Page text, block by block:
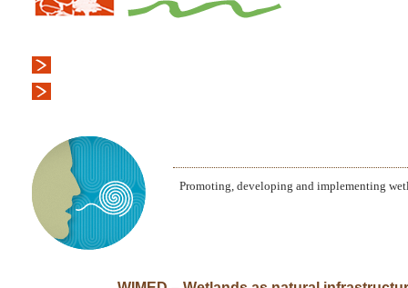
Promoting, developing and implementing